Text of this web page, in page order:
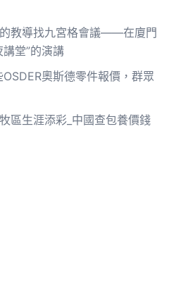
的教導找九宮格會議——在廈門
堂”的演講
奧斯德零件報價，群眾
區生涯添彩_中國查包養價錢